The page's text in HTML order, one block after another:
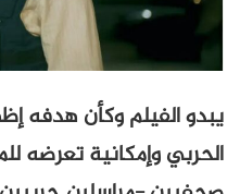
يبدو الفيلم وكأن هدفه
الحربي وإمكانية تعرضه